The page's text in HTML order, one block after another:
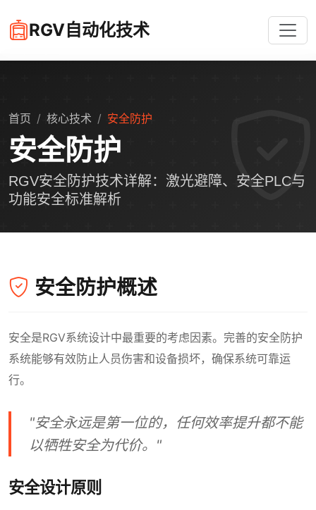
RGV自动化技术
首页 核心技术 安全防护
安全防护
RGV安全防护技术详解：激光避障、安全PLC与
功能安全标准解析
安全防护概述
安全是RGV系统设计中最重要的考虑因素。完善的安全防护
系统能够有效防止人员伤害和设备损坏，确保系统可靠运
行。
"安全永远是第一位的，任何效率提升都不能
以牺牲安全为代价。"
安全设计原则